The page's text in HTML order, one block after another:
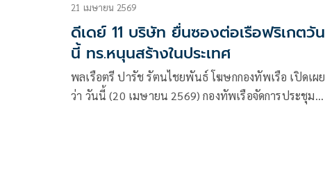
21 เมษายน 2569
ดีเดย์ 11 บริษัท ยื่นซองต่อเรือฟริเกตวัน
นี้ ทร.หนุนสร้างในประเทศ
พลเรือตรี ปารัช รัตนไชยพันธ์ โฆษกกองทัพเรือ เปิดเผย
ว่า วันนี้ (20 เมษายน 2569) กองทัพเรือจัดการประชุม